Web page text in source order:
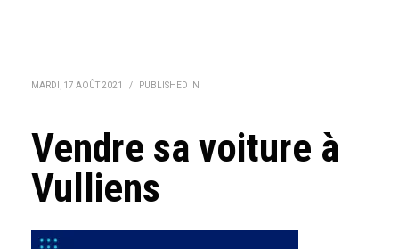
MARDI, 17 AOÛT 2021 / PUBLISHED IN
Vendre sa voiture à
Vulliens